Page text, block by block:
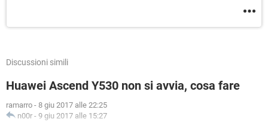
Discussioni simili
Huawei Ascend Y530 non si avvia, cosa fare
ramarro - 8 giu 2017 alle 22:25
n00r - 9 giu 2017 alle 15:27